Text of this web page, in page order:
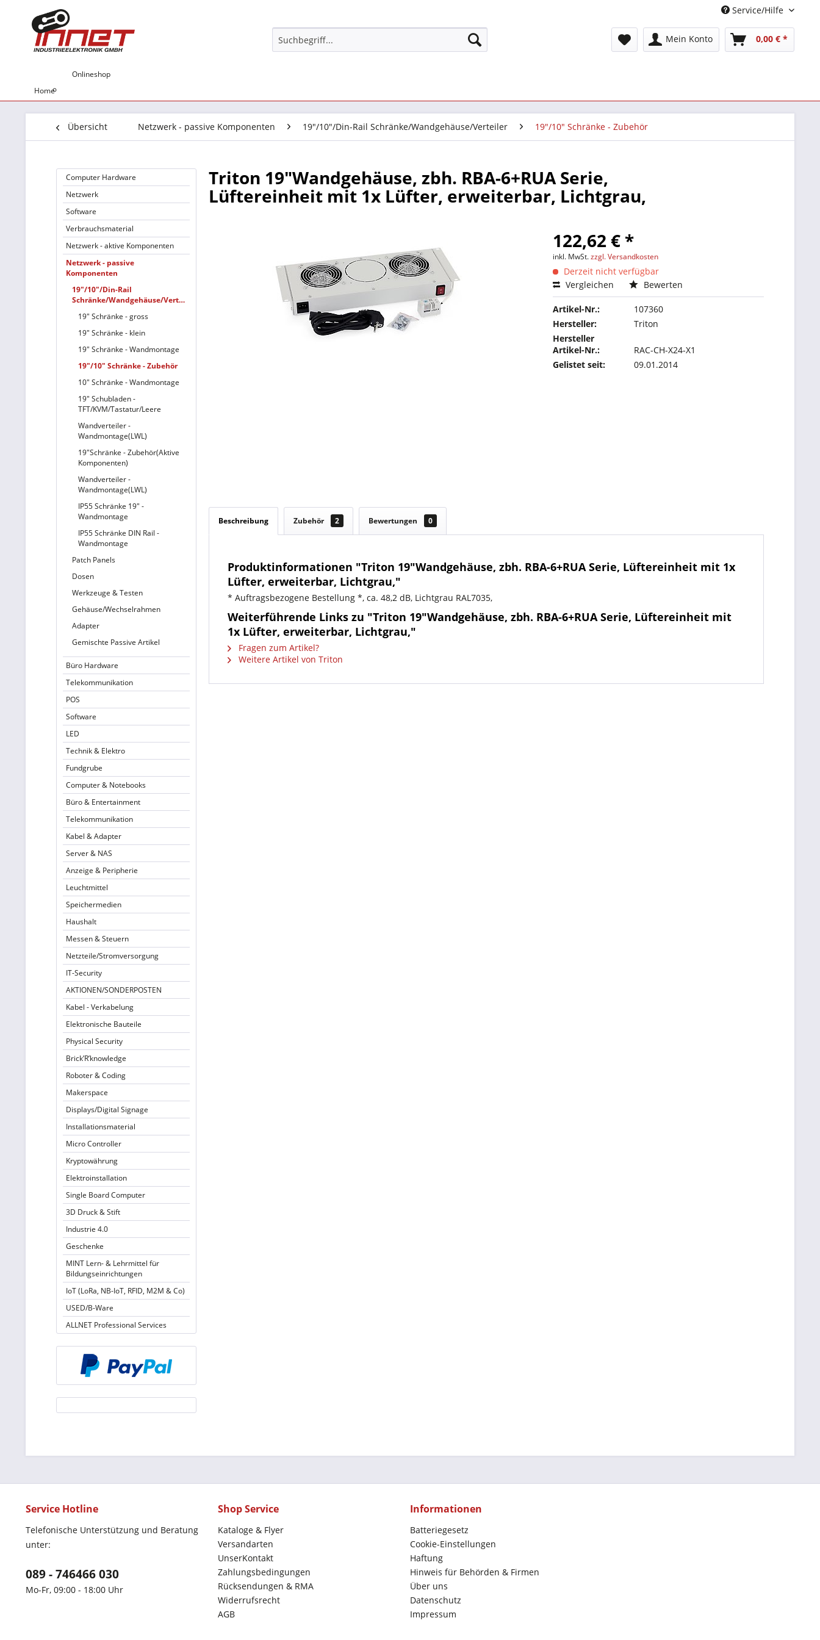
Service/Hilfe
Mein Konto 0,00 € *
Home
Onlineshop
Übersicht Netzwerk - passive Komponenten 19"/10"/Din-Rail Schränke/Wandgehäuse/Verteiler 19"/10" Schränke - Zubehör
Computer Hardware
Netzwerk
Software
Verbrauchsmaterial
Netzwerk - aktive Komponenten
Netzwerk - passive
Komponenten
19"/10"/Din-Rail
Schränke/Wandgehäuse/Verteiler
19" Schränke - gross
19" Schränke - klein
19" Schränke - Wandmontage
19"/10" Schränke - Zubehör
10" Schränke - Wandmontage
19" Schubladen -
TFT/KVM/Tastatur/Leere
Wandverteiler -
Wandmontage(LWL)
19"Schränke - Zubehör(Aktive
Komponenten)
Wandverteiler -
Wandmontage(LWL)
IP55 Schränke 19" -
Wandmontage
IP55 Schränke DIN Rail -
Wandmontage
Patch Panels
Dosen
Werkzeuge & Testen
Gehäuse/Wechselrahmen
Adapter
Gemischte Passive Artikel
Büro Hardware
Telekommunikation
POS
Software
LED
Technik & Elektro
Fundgrube
Computer & Notebooks
Büro & Entertainment
Telekommunikation
Kabel & Adapter
Server & NAS
Anzeige & Peripherie
Leuchtmittel
Speichermedien
Haushalt
Messen & Steuern
Netzteile/Stromversorgung
IT-Security
AKTIONEN/SONDERPOSTEN
Kabel - Verkabelung
Elektronische Bauteile
Physical Security
Brick’R’knowledge
Roboter & Coding
Makerspace
Displays/Digital Signage
Installationsmaterial
Micro Controller
Kryptowährung
Elektroinstallation
Single Board Computer
3D Druck & Stift
Industrie 4.0
Geschenke
MINT Lern- & Lehrmittel für
Bildungseinrichtungen
IoT (LoRa, NB-IoT, RFID, M2M & Co)
USED/B-Ware
ALLNET Professional Services
Triton 19"Wandgehäuse, zbh. RBA-6+RUA Serie,
Lüftereinheit mit 1x Lüfter, erweiterbar, Lichtgrau,
122,62 € *
inkl. MwSt.zzgl. Versandkosten
Derzeit nicht verfügbar
Vergleichen
Bewerten
Artikel-Nr.:
107360
Hersteller:
Triton
Hersteller
Artikel-Nr.:
RAC-CH-X24-X1
Gelistet seit:
09.01.2014
Beschreibung Zubehör 2 Bewertungen 0
Produktinformationen "Triton 19"Wandgehäuse, zbh. RBA-6+RUA Serie, Lüftereinheit mit 1x
Lüfter, erweiterbar, Lichtgrau,"
* Auftragsbezogene Bestellung *, ca. 48,2 dB, Lichtgrau RAL7035,
Weiterführende Links zu "Triton 19"Wandgehäuse, zbh. RBA-6+RUA Serie, Lüftereinheit mit
1x Lüfter, erweiterbar, Lichtgrau,"
Fragen zum Artikel?
Weitere Artikel von Triton
Service Hotline
Telefonische Unterstützung und Beratung
unter:
089 - 746466 030
Mo-Fr, 09:00 - 18:00 Uhr
Shop Service
Kataloge & Flyer
Versandarten
UnserKontakt
Zahlungsbedingungen
Rücksendungen & RMA
Widerrufsrecht
AGB
Informationen
Batteriegesetz
Cookie-Einstellungen
Haftung
Hinweis für Behörden & Firmen
Über uns
Datenschutz
Impressum